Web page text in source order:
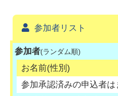
参加者リスト
参加者(ランダム順)
お名前(性別)
参加承認済みの申込者は